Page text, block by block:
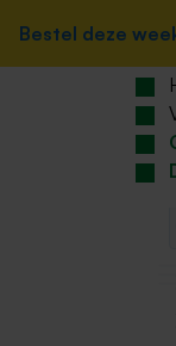
Bestel deze
Bestel deze